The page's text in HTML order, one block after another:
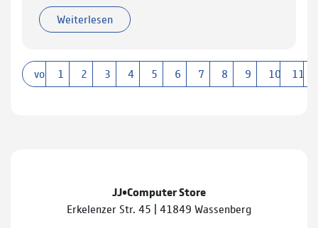
Weiterlesen
vorherige
1 2 3 4 5 6 7 8 9 10 11
JJ•Computer Store
Erkelenzer Str. 45 | 41849 Wassenberg